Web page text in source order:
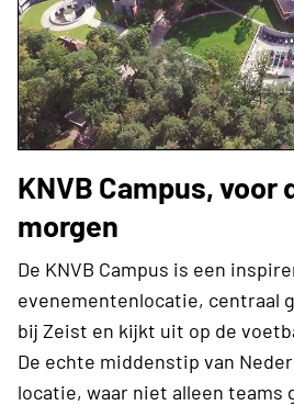
KNVB Campus, voor
morgen
De KNVB Campus is een
evenementenlocatie, centraal
bij Zeist en kijkt uit op de
De echte middenstip van
locatie, waar niet alleen teams